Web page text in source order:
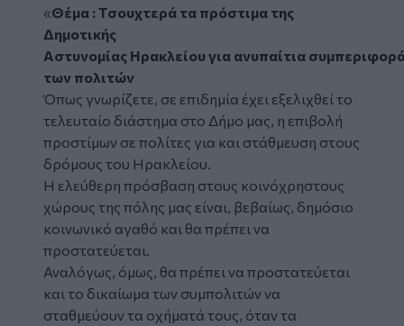
«Θέμα : Τσουχτερά τα πρόστιμα της
Δημοτικής
Αστυνομίας Ηρακλείου για ανυπαίτια
των πολιτών
Όπως γνωρίζετε, σε επιδημία έχει εξελιχθεί το
τελευταίο διάστημα στο Δήμο μας, η επιβολή
προστίμων σε πολίτες για και στάθμευση στους
δρόμους του Ηρακλείου.
Η ελεύθερη πρόσβαση στους κοινόχρηστους
χώρους της πόλης μας είναι, βεβαίως, δημόσιο
κοινωνικό αγαθό και θα πρέπει να
προστατεύεται.
Αναλόγως, όμως, θα πρέπει να προστατεύεται
και το δικαίωμα των συμπολιτών να
σταθμεύουν τα οχήματά τους, όταν τα